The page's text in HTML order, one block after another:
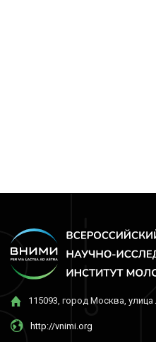
115093, город Москва,
http://vnimi.org